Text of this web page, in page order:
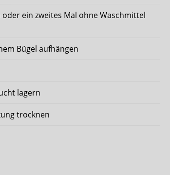
ein zweites Mal ohne Waschmittel
Bügel aufhängen
lagern
trocknen